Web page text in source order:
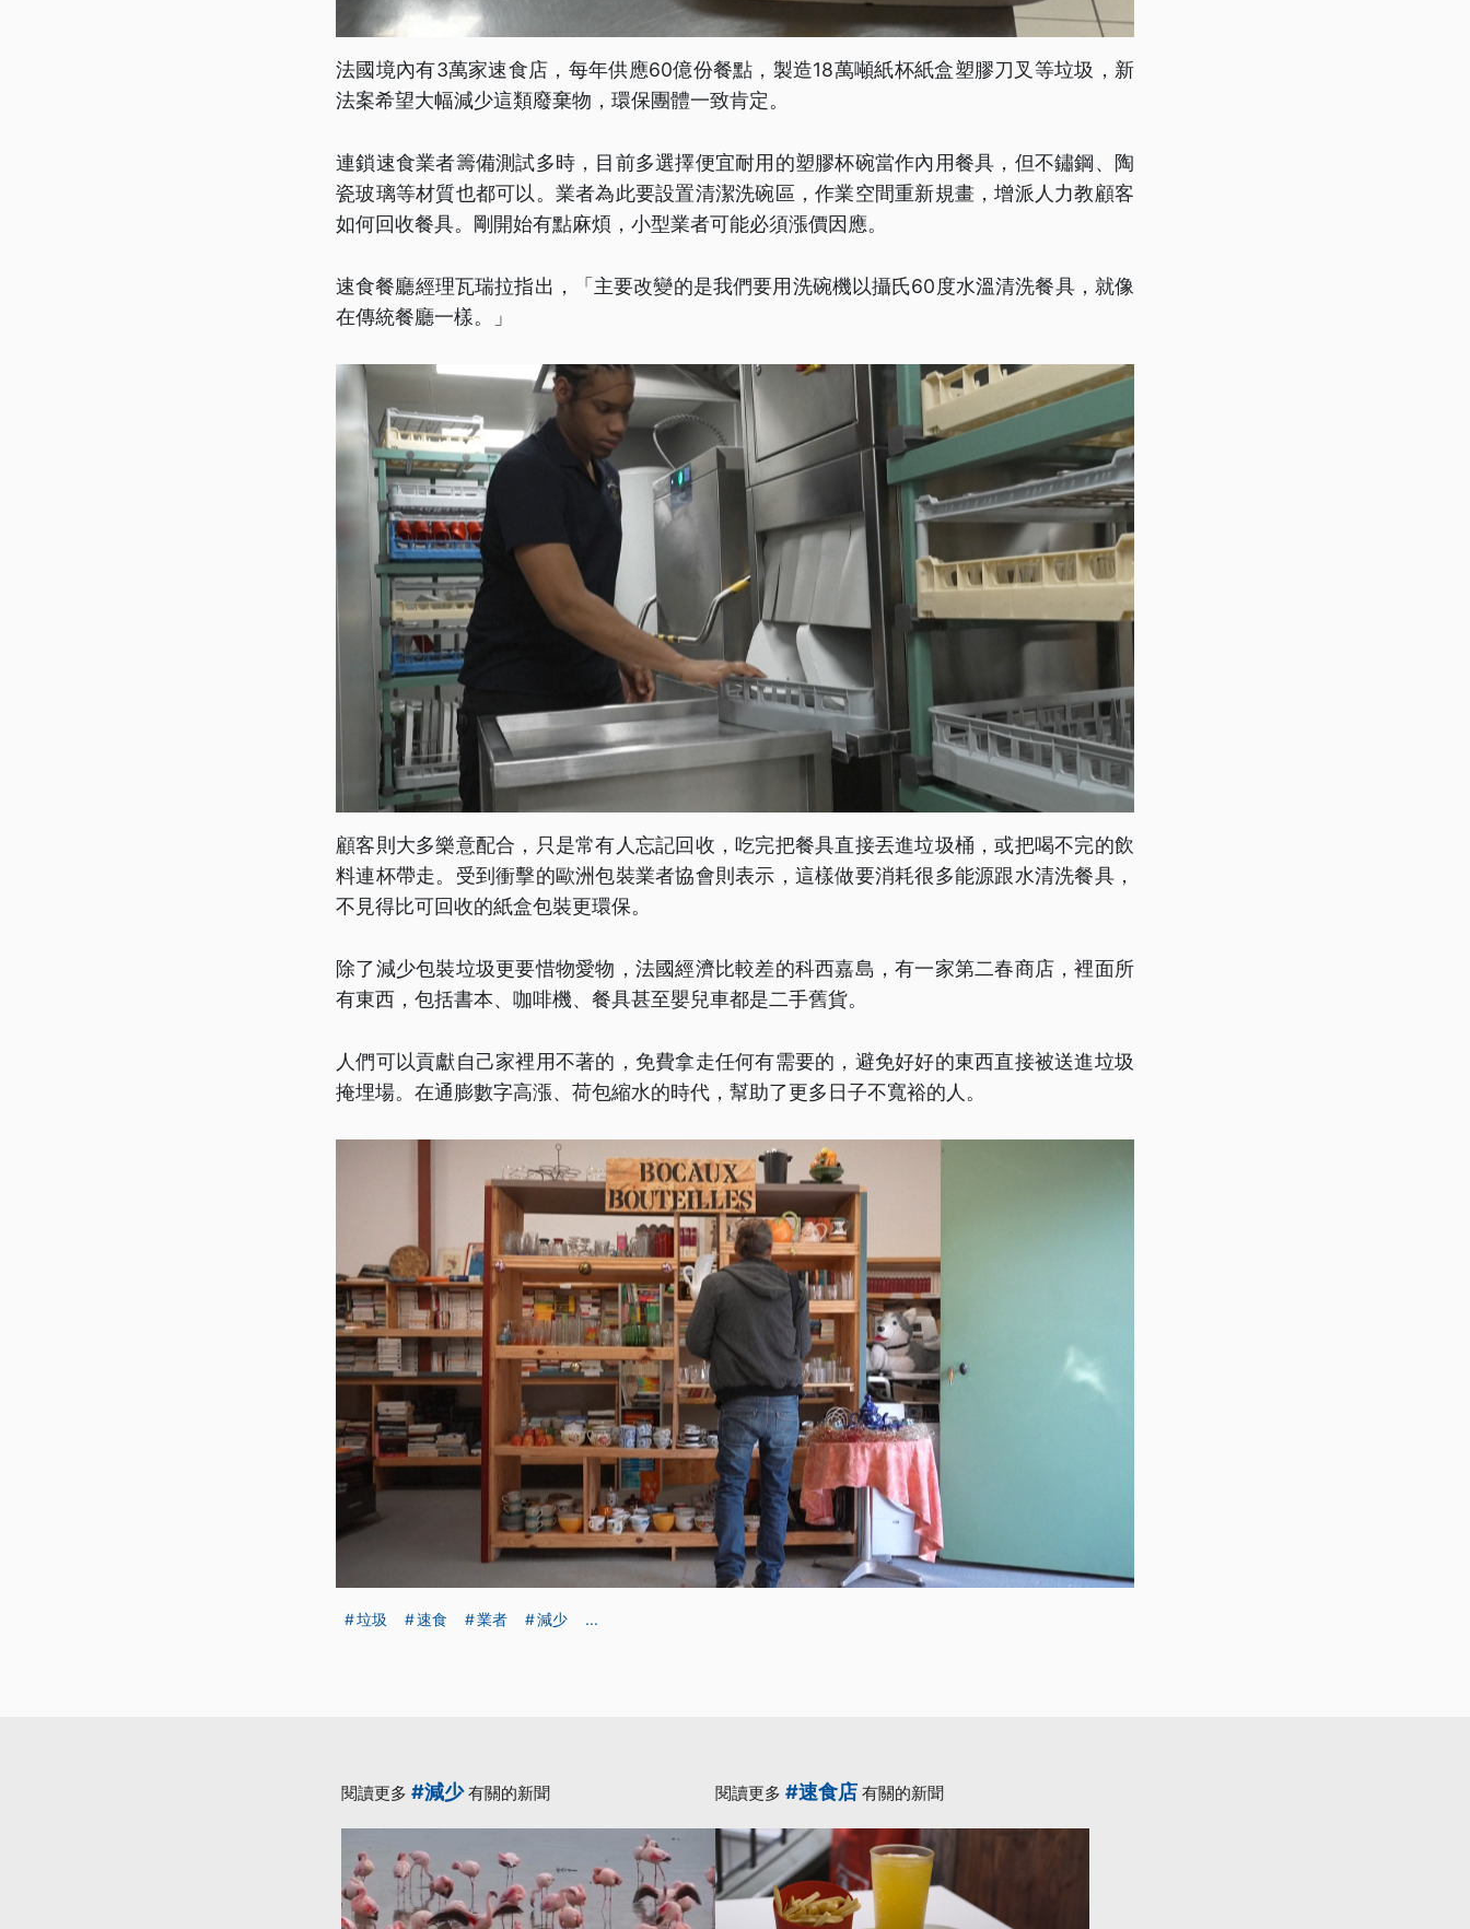
法國境內有3萬家速食店，每年供應60億份餐點，製造18萬噸紙杯紙盒塑膠刀叉等垃圾，新
法案希望大幅減少這類廢棄物，環保團體一致肯定。
連鎖速食業者籌備測試多時，目前多選擇便宜耐用的塑膠杯碗當作內用餐具，但不鏽鋼、陶
瓷玻璃等材質也都可以。業者為此要設置清潔洗碗區，作業空間重新規畫，增派人力教顧客
如何回收餐具。剛開始有點麻煩，小型業者可能必須漲價因應。
速食餐廳經理瓦瑞拉指出，「主要改變的是我們要用洗碗機以攝氏60度水溫清洗餐具，就像
在傳統餐廳一樣。」
顧客則大多樂意配合，只是常有人忘記回收，吃完把餐具直接丟進垃圾桶，或把喝不完的飲
料連杯帶走。受到衝擊的歐洲包裝業者協會則表示，這樣做要消耗很多能源跟水清洗餐具，
不見得比可回收的紙盒包裝更環保。
除了減少包裝垃圾更要惜物愛物，法國經濟比較差的科西嘉島，有一家第二春商店，裡面所
有東西，包括書本、咖啡機、餐具甚至嬰兒車都是二手舊貨。
人們可以貢獻自己家裡用不著的，免費拿走任何有需要的，避免好好的東西直接被送進垃圾
掩埋場。在通膨數字高漲、荷包縮水的時代，幫助了更多日子不寬裕的人。
垃圾 速食 業者 減少 ...
閱讀更多 #減少有關的新聞 閱讀更多 #速食店 有關的新聞